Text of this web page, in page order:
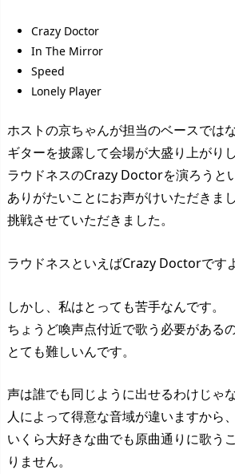
Crazy Doctor
In The Mirror
Speed
Lonely Player
ホストの京ちゃんが担当のベースではな
ギターを披露して会場が大盛り上がりし
ラウドネスのCrazy Doctorを演ろうと
ありがたいことにお声がけいただきまし
挑戦させていただきました。
ラウドネスといえばCrazy Doctorですよ
しかし、私はとっても苦手なんです。
ちょうど喚声点付近で歌う必要があるの
とても難しいんです。
声は誰でも同じように出せるわけじゃな
人によって得意な音域が違いますから、
いくら大好きな曲でも原曲通りに歌う
りません。